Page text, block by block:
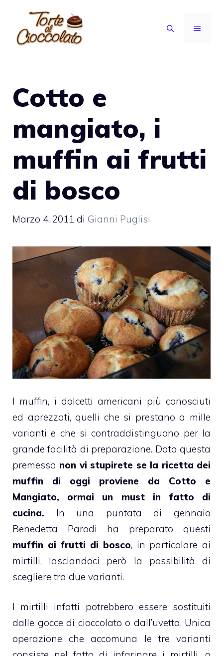
contenuto
MENU
Cotto e
mangiato, i
muffin ai frutti
di bosco
Marzo 4, 2011 di Gianni Puglisi
I muffin, i dolcetti americani più conosciuti
ed aprezzati, quelli che si prestano a mille
varianti e che si contraddistinguono per la
grande facilità di preparazione. Data questa
premessa non vi stupirete se la ricetta dei
muffin di oggi proviene da Cotto e
Mangiato, ormai un must in fatto di
cucina. In una puntata di gennaio
Benedetta Parodi ha preparato questi
muffin ai frutti di bosco, in particolare ai
mirtilli, lasciandoci però la possibilità di
scegliere tra due varianti.
I mirtilli infatti potrebbero essere sostituiti
dalle gocce di cioccolato o dall’uvetta. Unica
operazione che accomuna le tre varianti